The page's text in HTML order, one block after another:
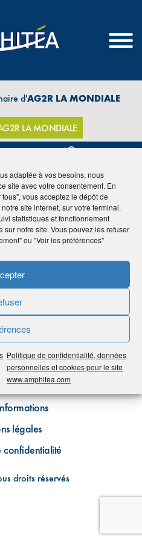
adaptée à vos besoins, nous
site avec votre consentement. En
vous acceptez le dépôt de
site internet, sur votre terminal.
statistiques et fonctionnement
notre site. Vous pouvez les refuser
ou "Voir les préférences"
Politique de confidentialité, données
personnelles et cookies pour le site
www.amphitea.com
d'AG2R LA MONDIALE
LA MONDIALE
du site
légales
confidentialité
droits réservés